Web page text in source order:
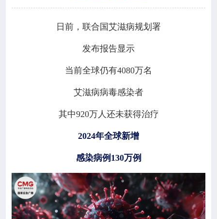
热点专题 

攀枝花市预防医学会
日前，联合国艾滋病规划署
发布报告显示
当前全球仍有4080万名
艾滋病病毒感染者
其中920万人还未获得治疗
2024年全球新增
感染病例130万例